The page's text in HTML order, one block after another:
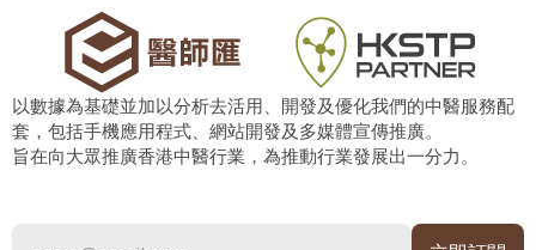
以數據為基礎並加以分析去活用、開發及優化我們的中醫服務配
套，包括手機應用程式、網站開發及多媒體宣傳推廣。
旨在向大眾推廣香港中醫行業，為推動行業發展出一分力。